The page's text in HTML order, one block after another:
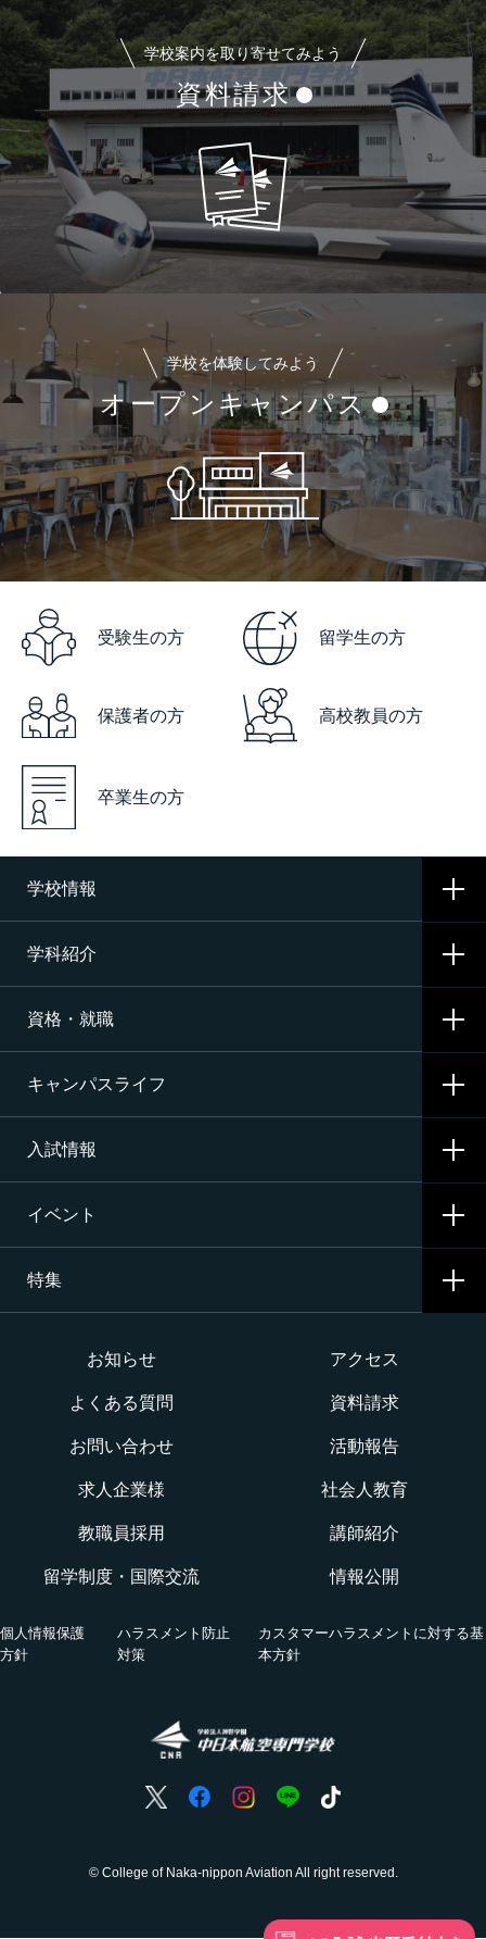
学校案内を取り寄せてみよう
資料請求
学校を体験してみよう
オープンキャンパス
受験生の方 留学生の方
保護者の方 高校教員の方
卒業生の方
学校情報
学校概要
沿革
施設・設備
学科紹介
CNAの3つの学科
航空整備科
エアライン（ANA・JAL）整備士養成コース
二等航空整備士コース［ヘリコプタータービン専攻］
構造整備・製造コース
エアポートサービス科
グランドハンドリングコース
国際グランドハンドリング科
資格・就職
資格サポート・めざす資格
就職サポート・内定先
就職活動
キャンパスライフ
学校生活
寮生活
入試情報
入試要項・出願・会場
学費・奨学金・教育ローン
イベント
イベント一覧
イベントカレンダー
オープンキャンパス
航空教室
オンライン相談会
特集
大学か専門学校か
航空整備士になるには？
授業を動画チェック
活躍する卒業生
お知らせ アクセス
よくある質問 資料請求
お問い合わせ 活動報告
求人企業様 社会人教育
教職員採用 講師紹介
留学制度・国際交流 情報公開
個人情報保護
方針
ハラスメント防止
対策
カスタマーハラスメントに対する基
本方針
© College of Naka-nippon Aviation All right reserved.